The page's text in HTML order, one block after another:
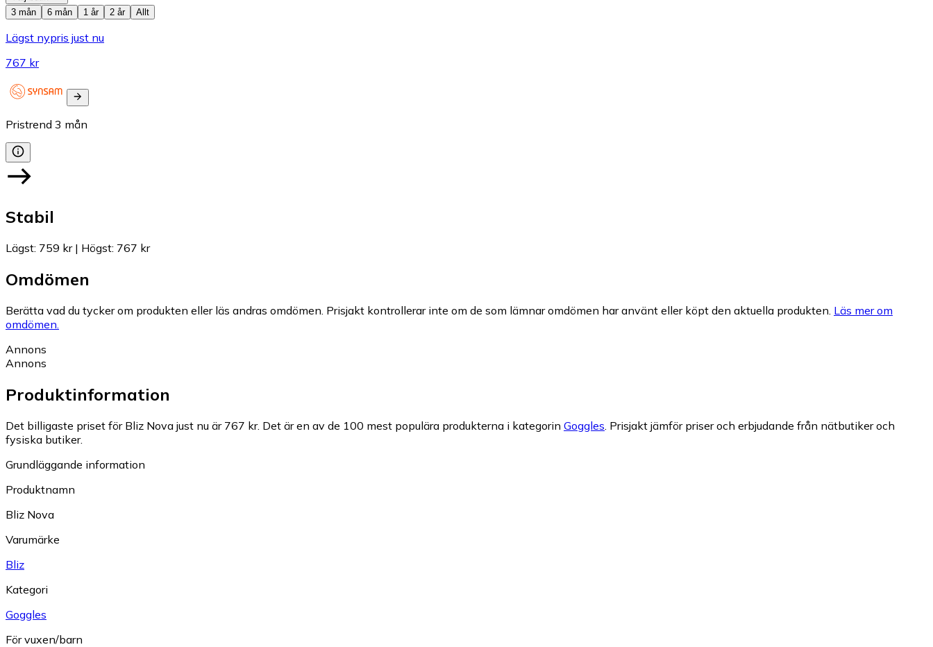
3 mån
6 mån 1 år 2 år Allt
Lägst nypris just nu
767 kr
Pristrend 3 mån
Stabil
Lägst: 759 kr| Högst: 767 kr
Omdömen
Berätta vad du tycker om produkten eller läs andras omdömen. Prisjakt kontrollerar inte om de som lämnar omdömen har använt eller köpt den aktuella produkten. Läs mer om
omdömen.
Annons
Annons
Produktinformation
Det billigaste priset för Bliz Nova just nu är 767 kr. Det är en av de 100 mest populära produkterna i kategorin Goggles Prisjakt jämför priser och erbjudande från nätbutiker och
fysiska butiker.
Grundläggande information
Produktnamn
Bliz Nova
Varumärke
Bliz
Kategori
Goggles
För vuxen/barn